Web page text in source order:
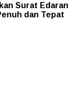
Surat Edaran
dan Tepat